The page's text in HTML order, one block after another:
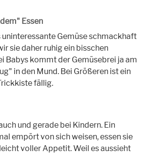
Essen
uninteressante Gemüse schmackhaft
sie daher ruhig ein bisschen
Babys kommt der Gemüsebrei ja am
in den Mund. Bei Größeren ist ein
fällig.
und gerade bei Kindern. Ein
empört von sich weisen, essen sie
voller Appetit. Weil es aussieht